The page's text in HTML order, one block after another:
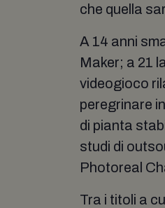
che quella
A 14 anni
Maker; a 21
videogioco
peregrinare
di pianta
studi di
Photoreal
Tra i titoli a